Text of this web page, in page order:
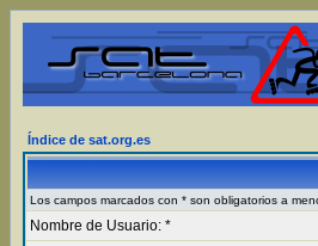
Índice de sat.org.es
Los campos marcados con * son obligatorios a
Nombre de Usuario: *